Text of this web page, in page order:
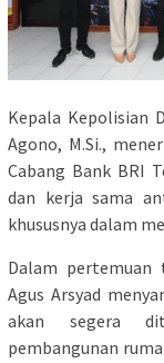
Kepala Kepolisian
Agono, M.Si.,
Cabang Bank BRI
dan kerja sama
khususnya dalam
Dalam pertemuan
Agus Arsyad
akan segera
pembangunan